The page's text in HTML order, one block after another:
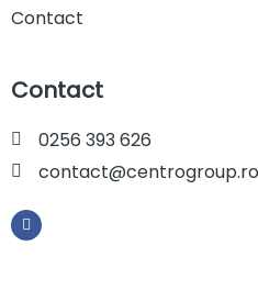
Contact
Contact
0256 393 626
contact@centrogroup.ro